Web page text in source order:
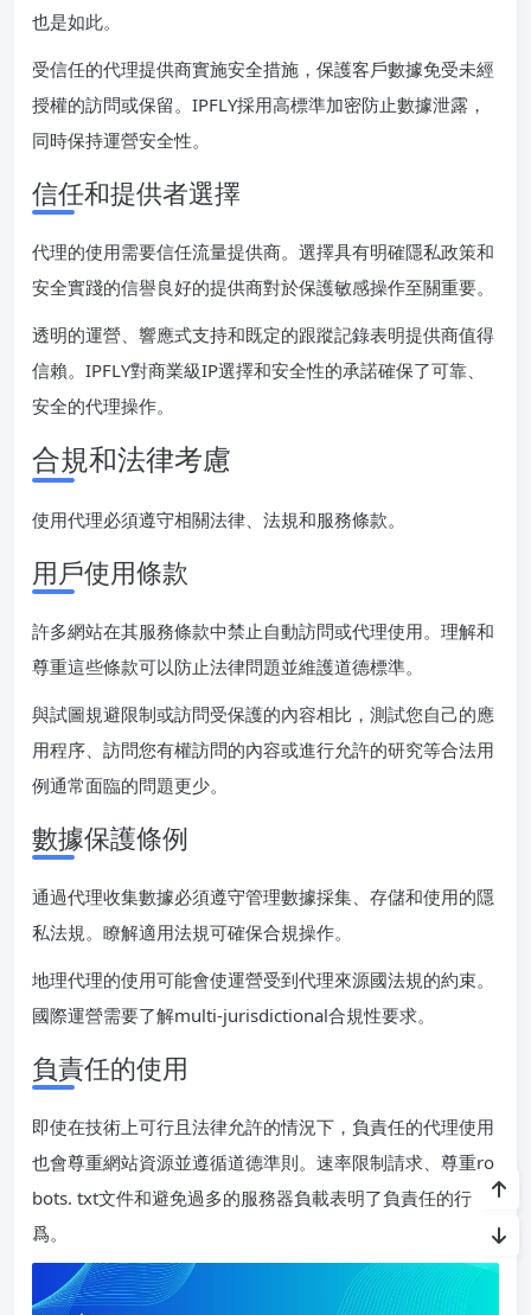
也是如此。
受信任的代理提供商實施安全措施，保護客戶數據免受未經
授權的訪問或保留。IPFLY採用高標準加密防止數據泄露，
同時保持運營安全性。
信任和提供者選擇
代理的使用需要信任流量提供商。選擇具有明確隱私政策和
安全實踐的信譽良好的提供商對於保護敏感操作至關重要。
透明的運營、響應式支持和既定的跟蹤記錄表明提供商值得
信賴。IPFLY對商業級IP選擇和安全性的承諾確保了可靠、
安全的代理操作。
合規和法律考慮
使用代理必須遵守相關法律、法規和服務條款。
用戶使用條款
許多網站在其服務條款中禁止自動訪問或代理使用。理解和
尊重這些條款可以防止法律問題並維護道德標準。
與試圖規避限制或訪問受保護的內容相比，測試您自己的應
用程序、訪問您有權訪問的內容或進行允許的研究等合法用
例通常面臨的問題更少。
數據保護條例
通過代理收集數據必須遵守管理數據採集、存儲和使用的隱
私法規。瞭解適用法規可確保合規操作。
地理代理的使用可能會使運營受到代理來源國法規的約束。
國際運營需要了解multi-jurisdictional合規性要求。
負責任的使用
即使在技術上可行且法律允許的情況下，負責任的代理使用
也會尊重網站資源並遵循道德準則。速率限制請求、尊重ro
bots. txt文件和避免過多的服務器負載表明了負責任的行
爲。